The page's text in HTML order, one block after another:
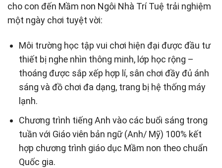
cho con đến Mầm non Ngôi Nhà Trí Tuệ trải nghiệm
một ngày chơi tuyệt vời:
Môi trường học tập vui chơi hiện đại được đầu tư
thiết bị nghe nhìn thông minh, lớp học rộng –
thoáng được sắp xếp hợp lí, sân chơi đầy đủ ánh
sáng và đồ chơi đa dạng, trang bị hệ thống máy
lạnh.
Chương trình tiếng Anh vào các buổi sáng trong
tuần với Giáo viên bản ngữ (Anh/ Mỹ) 100% kết
hợp chương trình giáo dục Mầm non theo chuẩn
Quốc gia.